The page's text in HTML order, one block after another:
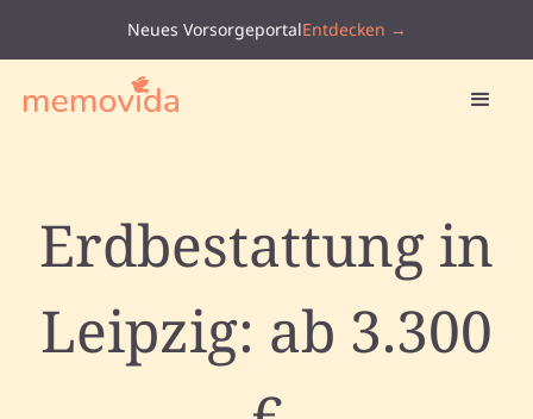
Neues VorsorgeportalEntdecken →
Erdbestattung in
Leipzig: ab 3.300